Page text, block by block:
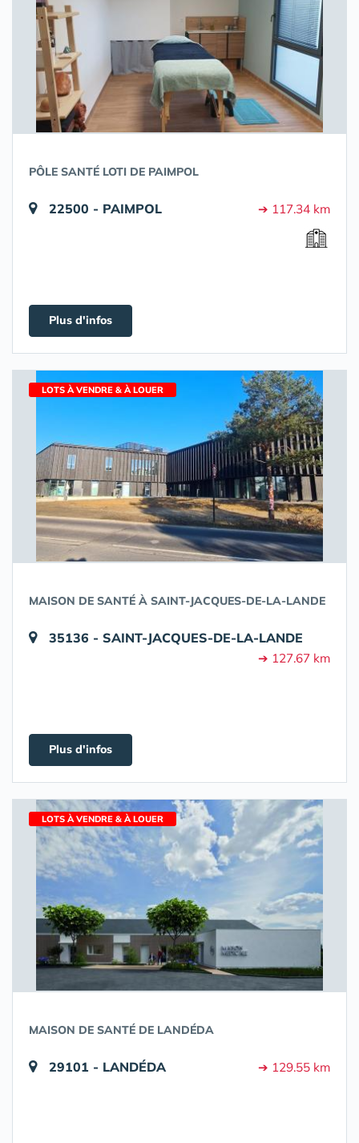
PÔLE SANTÉ LOTI DE PAIMPOL
22500 - PAIMPOL ➔ 117.34 km
Plus d'infos
LOTS À VENDRE & À LOUER
MAISON DE SANTÉ À SAINT-JACQUES-DE-LA-LANDE
35136 - SAINT-JACQUES-DE-LA-LANDE
➔ 127.67 km
Plus d'infos
LOTS À VENDRE & À LOUER
MAISON DE SANTÉ DE LANDÉDA
29101 - LANDÉDA ➔ 129.55 km